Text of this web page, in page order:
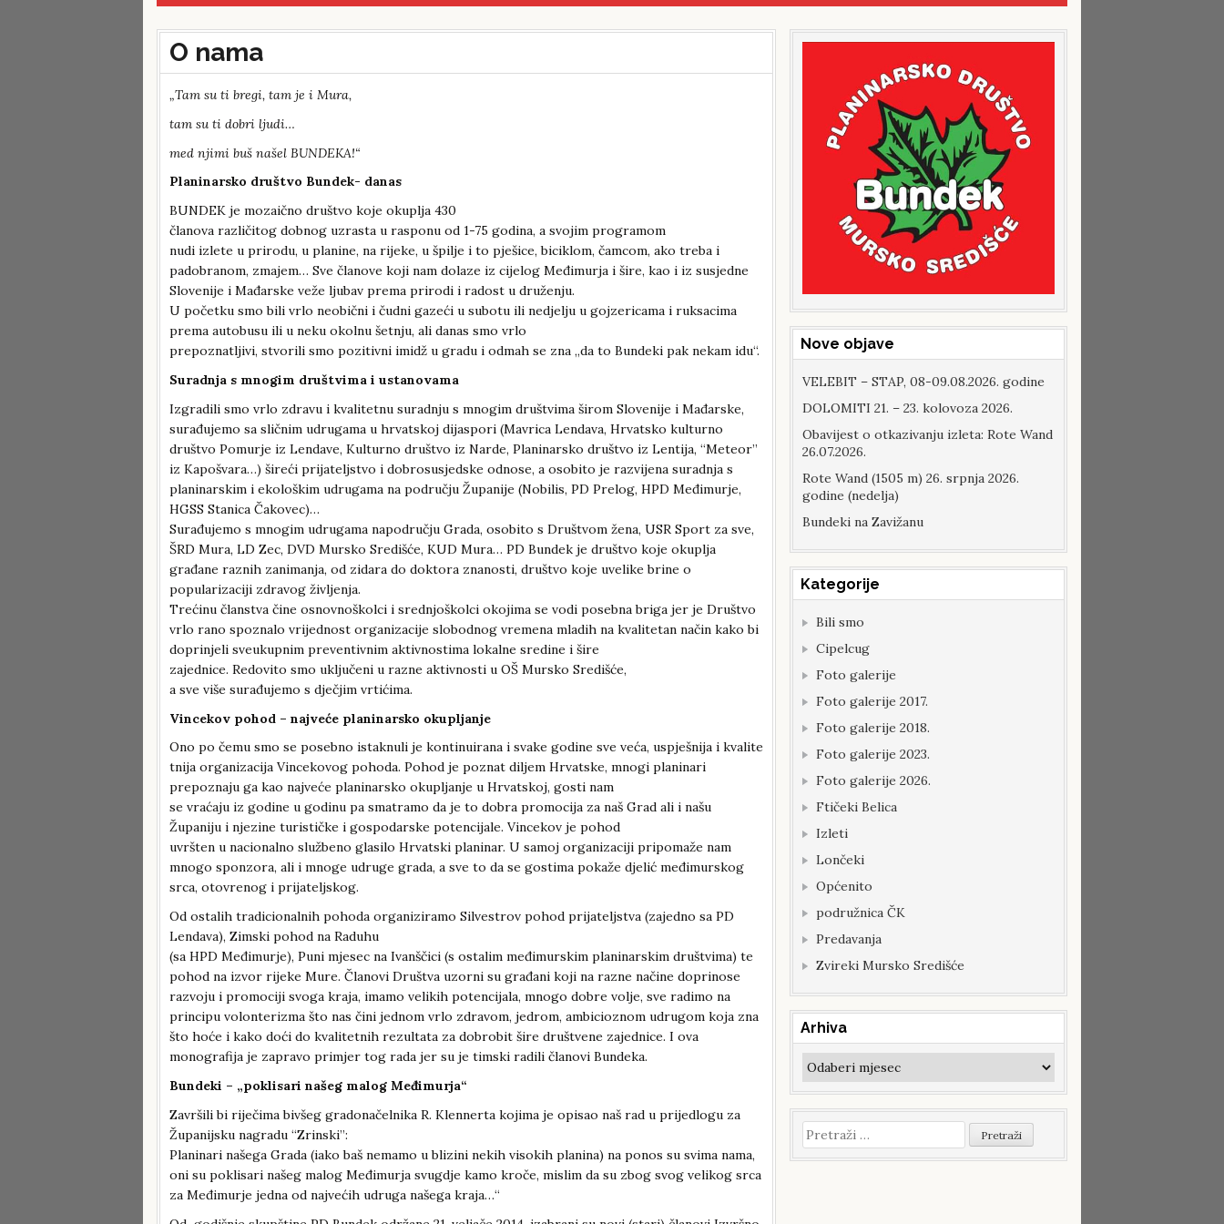
O nama
„Tam su ti bregi, tam je i Mura,
tam su ti dobri ljudi…
med njimi buš našel BUNDEKA!“
Planinarsko društvo Bundek- danas
BUNDEK je mozaično društvo koje okuplja 430
članova različitog dobnog uzrasta u rasponu od 1-75 godina, a svojim programom
nudi izlete u prirodu, u planine, na rijeke, u špilje i to pješice, biciklom, čamcom, ako treba i
padobranom, zmajem… Sve članove koji nam dolaze iz cijelog Međimurja i šire, kao i iz susjedne
Slovenije i Mađarske veže ljubav prema prirodi i radost u druženju.
U početku smo bili vrlo neobični i čudni gazeći u subotu ili nedjelju u gojzericama i ruksacima
prema autobusu ili u neku okolnu šetnju, ali danas smo vrlo
prepoznatljivi, stvorili smo pozitivni imidž u gradu i odmah se zna „da to Bundeki pak nekam idu“.
Suradnja s mnogim društvima i ustanovama
Izgradili smo vrlo zdravu i kvalitetnu suradnju s mnogim društvima širom Slovenije i Mađarske,
surađujemo sa sličnim udrugama u hrvatskoj dijaspori (Mavrica Lendava, Hrvatsko kulturno
društvo Pomurje iz Lendave, Kulturno društvo iz Narde, Planinarsko društvo iz Lentija, “Meteor”
iz Kapošvara…) šireći prijateljstvo i dobrosusjedske odnose, a osobito je razvijena suradnja s
planinarskim i ekološkim udrugama na području Županije (Nobilis, PD Prelog, HPD Međimurje,
HGSS Stanica Čakovec)…
Surađujemo s mnogim udrugama napodručju Grada, osobito s Društvom žena, USR Sport za sve,
ŠRD Mura, LD Zec, DVD Mursko Središće, KUD Mura… PD Bundek je društvo koje okuplja
građane raznih zanimanja, od zidara do doktora znanosti, društvo koje uvelike brine o
popularizaciji zdravog življenja.
Trećinu članstva čine osnovnoškolci i srednjoškolci okojima se vodi posebna briga jer je Društvo
vrlo rano spoznalo vrijednost organizacije slobodnog vremena mladih na kvalitetan način kako bi
doprinjeli sveukupnim preventivnim aktivnostima lokalne sredine i šire
zajednice. Redovito smo uključeni u razne aktivnosti u OŠ Mursko Središće,
a sve više surađujemo s dječjim vrtićima.
Vincekov pohod – najveće planinarsko okupljanje
Ono po čemu smo se posebno istaknuli je kontinuirana i svake godine sve veća, uspješnija i kvalite
tnija organizacija Vincekovog pohoda. Pohod je poznat diljem Hrvatske, mnogi planinari
prepoznaju ga kao najveće planinarsko okupljanje u Hrvatskoj, gosti nam
se vraćaju iz godine u godinu pa smatramo da je to dobra promocija za naš Grad ali i našu
Županiju i njezine turističke i gospodarske potencijale. Vincekov je pohod
uvršten u nacionalno službeno glasilo Hrvatski planinar. U samoj organizaciji pripomaže nam
mnogo sponzora, ali i mnoge udruge grada, a sve to da se gostima pokaže djelić međimurskog
srca, otovrenog i prijateljskog.
Od ostalih tradicionalnih pohoda organiziramo Silvestrov pohod prijateljstva (zajedno sa PD
Lendava), Zimski pohod na Raduhu
(sa HPD Međimurje), Puni mjesec na Ivanščici (s ostalim međimurskim planinarskim društvima) te
pohod na izvor rijeke Mure. Članovi Društva uzorni su građani koji na razne načine doprinose
razvoju i promociji svoga kraja, imamo velikih potencijala, mnogo dobre volje, sve radimo na
principu volonterizma što nas čini jednom vrlo zdravom, jedrom, ambicioznom udrugom koja zna
što hoće i kako doći do kvalitetnih rezultata za dobrobit šire društvene zajednice. I ova
monografija je zapravo primjer tog rada jer su je timski radili članovi Bundeka.
Bundeki – „poklisari našeg malog Međimurja“
Završili bi riječima bivšeg gradonačelnika R. Klennerta kojima je opisao naš rad u prijedlogu za
Županijsku nagradu “Zrinski”:
Planinari našega Grada (iako baš nemamo u blizini nekih visokih planina) na ponos su svima nama,
oni su poklisari našeg malog Međimurja svugdje kamo kroče, mislim da su zbog svog velikog srca
za Međimurje jedna od najvećih udruga našega kraja…“
Nove objave
VELEBIT – STAP, 08-09.08.2026. godine
DOLOMITI 21. – 23. kolovoza 2026.
Obavijest o otkazivanju izleta: Rote Wand
26.07.2026.
Rote Wand (1505 m) 26. srpnja 2026.
godine (nedelja)
Bundeki na Zavižanu
Kategorije
Bili smo
Cipelcug
Foto galerije
Foto galerije 2017.
Foto galerije 2018.
Foto galerije 2023.
Foto galerije 2026.
Ftičeki Belica
Izleti
Lončeki
Općenito
podružnica ČK
Predavanja
Zvireki Mursko Središće
Arhiva
Arhiva
Pretraži: